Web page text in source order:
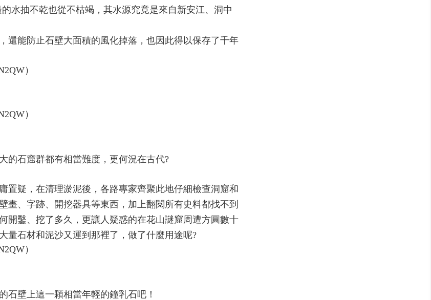
水抽不乾也從不枯竭，其水源究竟是來自新安江、洞中
還能防止石壁大面積的風化掉落，也因此得以保存了千年
的石窟群都有相當難度，更何況在古代?
置疑，在清理淤泥後，各路專家齊聚此地仔細檢查洞窟和
畫、字跡、開挖器具等東西，加上翻閱所有史料都找不到
開鑿、挖了多久，更讓人疑惑的在花山謎窟周遭方圓數十
量石材和泥沙又運到那裡了，做了什麼用途呢?
石壁上這一顆相當年輕的鐘乳石吧！